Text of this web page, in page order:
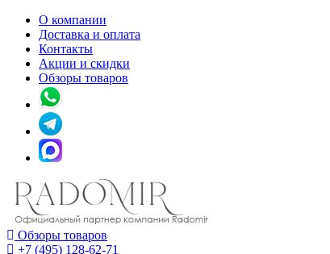
О компании
Доставка и оплата
Контакты
Акции и скидки
Обзоры товаров
Обзоры товаров
+7 (495) 128-62-71